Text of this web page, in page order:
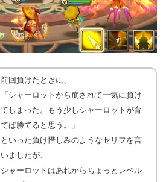
前回負けたときに、
「シャーロットから崩されて一気に負け
てしまった。もう少しシャーロットが育
てば勝てると思う。」
といった負け惜しみのようなセリフを言
いましたが、
シャーロットはあれからちょっとレベル